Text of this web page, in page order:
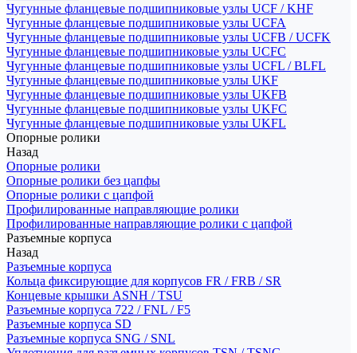
Чугунные фланцевые подшипниковые узлы UCF / KHF
Чугунные фланцевые подшипниковые узлы UCFA
Чугунные фланцевые подшипниковые узлы UCFB / UCFK
Чугунные фланцевые подшипниковые узлы UCFC
Чугунные фланцевые подшипниковые узлы UCFL / BLFL
Чугунные фланцевые подшипниковые узлы UKF
Чугунные фланцевые подшипниковые узлы UKFB
Чугунные фланцевые подшипниковые узлы UKFC
Чугунные фланцевые подшипниковые узлы UKFL
Опорные ролики
Назад
Опорные ролики
Опорные ролики без цапфы
Опорные ролики с цапфой
Профилированные направляющие ролики
Профилированные направляющие ролики с цапфой
Разъемные корпуса
Назад
Разъемные корпуса
Кольца фиксирующие для корпусов FR / FRB / SR
Концевые крышки ASNH / TSU
Разъемные корпуса 722 / FNL / F5
Разъемные корпуса SD
Разъемные корпуса SNG / SNL